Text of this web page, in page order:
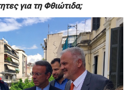
για τη Φθιώτιδα;